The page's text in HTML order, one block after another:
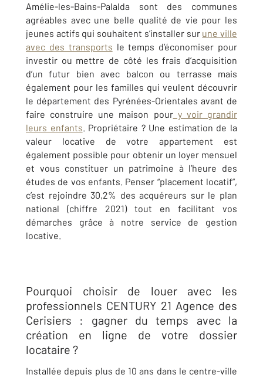
Amélie-les-Bains-Palalda sont des communes
agréables avec une belle qualité de vie pour les
jeunes actifs qui souhaitent s’installer sur une ville
avec des transports le temps d’économiser pour
investir ou mettre de côté les frais d’acquisition
d’un futur bien avec balcon ou terrasse mais
également pour les familles qui veulent découvrir
le département des Pyrénées-Orientales avant de
faire construire une maison poury voir grandir
leurs enfants. Propriétaire ? Une estimation de la
valeur locative de votre appartement est
également possible pour obtenir un loyer mensuel
et vous constituer un patrimoine à l’heure des
études de vos enfants. Penser “placement locatif”,
c’est rejoindre 30,2% des acquéreurs sur le plan
national (chiffre 2021) tout en facilitant vos
démarches grâce à notre service de gestion
locative.
Pourquoi choisir de louer avec les
professionnels CENTURY 21 Agence des
Cerisiers : gagner du temps avec la
création en ligne de votre dossier
locataire ?
Installée depuis plus de 10 ans dans le centre-ville